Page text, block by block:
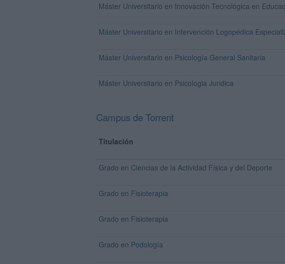
Máster Universitario en Innovación Tecnológica en
Máster Universitario en Intervención Logopédica
Máster Universitario en Psicología General Sanitaria
Máster Universitario en Psicologia Juridica
Campus de Torrent
Titulación
Grado en Ciencias de la Actividad Física y del Deporte
Grado en Fisioterapia
Grado en Fisioterapia
Grado en Podología